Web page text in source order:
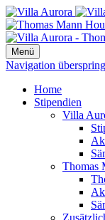
Menü
Navigation
Home
Stipendien
Villa
Thomas